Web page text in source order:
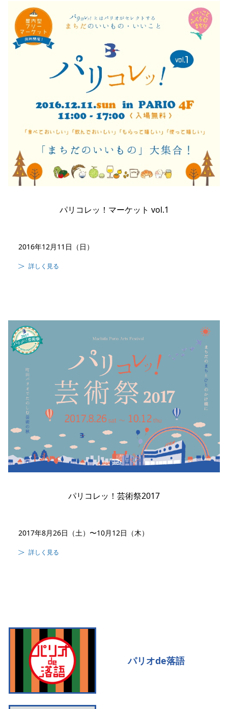
パリコレッ！マーケット vol.1
2016年12月11日（日）
詳しく見る
パリコレッ！芸術祭2017
2017年8月26日（土）〜10月12日（木）
詳しく見る
パリオde落語